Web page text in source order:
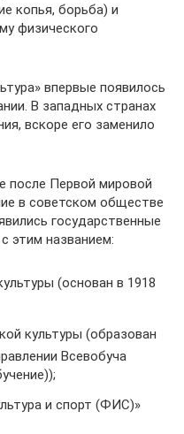
копья, борьба) и
физического
впервые появилось
В западных странах
вскоре его заменило
после Первой мировой
в советском обществе
государственные
этим названием:
(основан в 1918
культуры (образован
Всевобуча
и спорт (ФИС)»